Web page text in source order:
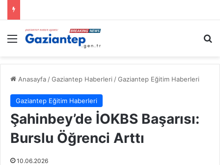
Menü
Anasayfa /Gaziantep Haberleri /Gaziantep Eğitim Haberleri
Gaziantep Eğitim Haberleri
Şahinbey’de İOKBS Başarısı:
Burslu Öğrenci Arttı
10.06.2026